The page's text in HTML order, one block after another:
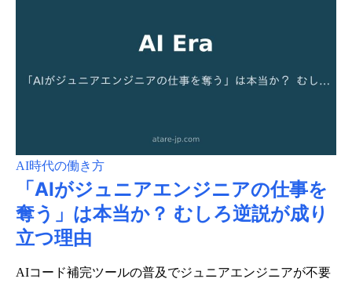
AI時代の働き方
「AIがジュニアエンジニアの仕事を
奪う」は本当か？ むしろ逆説が成り
立つ理由
AIコード補完ツールの普及でジュニアエンジニアが不要